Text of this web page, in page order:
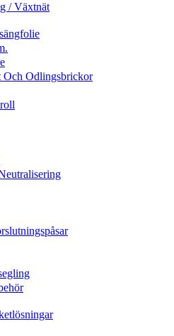
/ Växtnät
Och Odlingsbrickor